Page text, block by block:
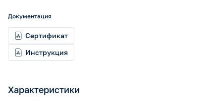
Характеристики
Документация
Сертификат
Инструкция